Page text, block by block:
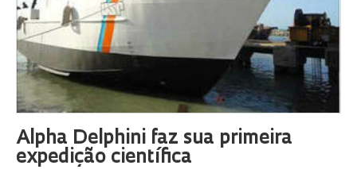
Alpha Delphini faz sua primeira
expedição científica